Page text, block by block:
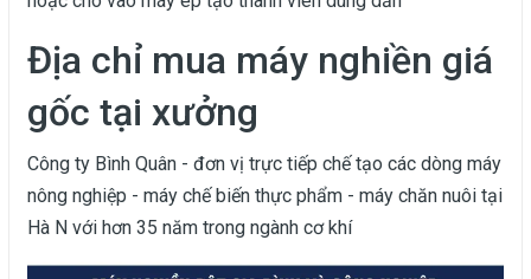
Địa chỉ mua máy nghiền giá
gốc tại xưởng
Công ty Bình Quân - đơn vị trực tiếp chế tạo các dòng máy
nông nghiệp - máy chế biến thực phẩm - máy chăn nuôi tại
Hà N với hơn 35 năm trong ngành cơ khí